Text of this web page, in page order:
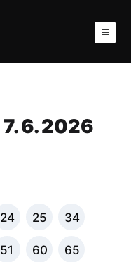
7. 6. 2026
24 25 34
51 60 65